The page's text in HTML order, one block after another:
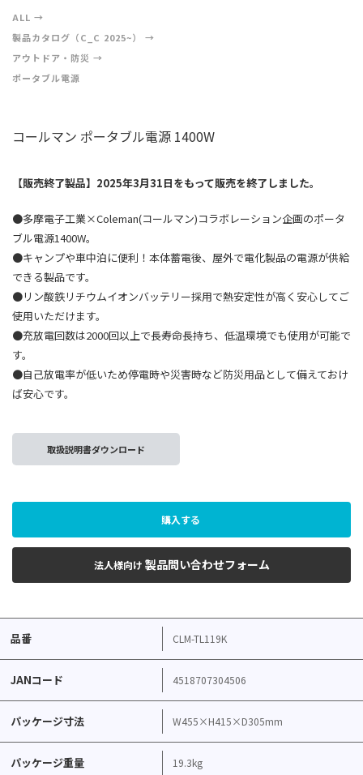
ALL
製品カタログ（C_C 2025~）
アウトドア・防災
ポータブル電源
コールマン ポータブル電源 1400W
【販売終了製品】2025年3月31日をもって販売を終了しました。
●多摩電子工業×Coleman(コールマン)コラボレーション企画のポータ
ブル電源1400W。
●キャンプや車中泊に便利！本体蓄電後、屋外で電化製品の電源が供給
できる製品です。
●リン酸鉄リチウムイオンバッテリー採用で熱安定性が高く安心してご
使用いただけます。
●充放電回数は2000回以上で長寿命長持ち、低温環境でも使用が可能で
す。
●自己放電率が低いため停電時や災害時など防災用品として備えておけ
ば安心です。
取扱説明書ダウンロード
購入する
法人様向け 製品問い合わせフォーム
品番 CLM-TL119K
JANコード 4518707304506
パッケージ寸法 W455×H415×D305mm
パッケージ重量 19.3kg